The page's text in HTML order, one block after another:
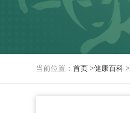
当前位置： 首页 >健康百科 >